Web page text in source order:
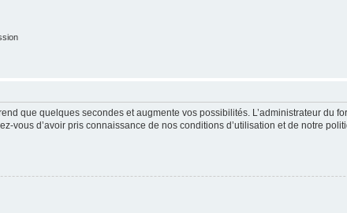
que quelques secondes et augmente vos possibilités. L’administrateur du
vous d’avoir pris connaissance de nos conditions d’utilisation et de notre